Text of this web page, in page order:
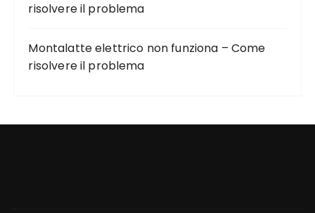
risolvere il problema
Montalatte elettrico non funziona – Come
risolvere il problema